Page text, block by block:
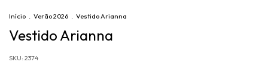
Início . Verão 2026 . Vestido Arianna
Vestido Arianna
SKU: 2374